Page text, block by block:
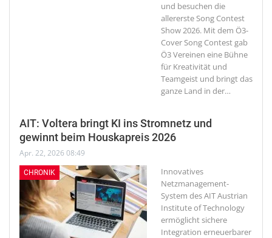
und besuchen die
allererste Song Contest
Show 2026. Mit dem Ö3-
Cover Song Contest gab
Ö3 Vereinen eine Bühne
für Kreativität und
Teamgeist und bringt das
ganze Land in der…
AIT: Voltera bringt KI ins Stromnetz und
gewinnt beim Houskapreis 2026
Apr. 22, 2026 08:49
CHRONIK
Innovatives
Netzmanagement-
System des AIT Austrian
Institute of Technology
ermöglicht sichere
Integration erneuerbarer